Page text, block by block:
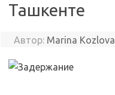
Ташкенте
Автор: Marina Kozlova